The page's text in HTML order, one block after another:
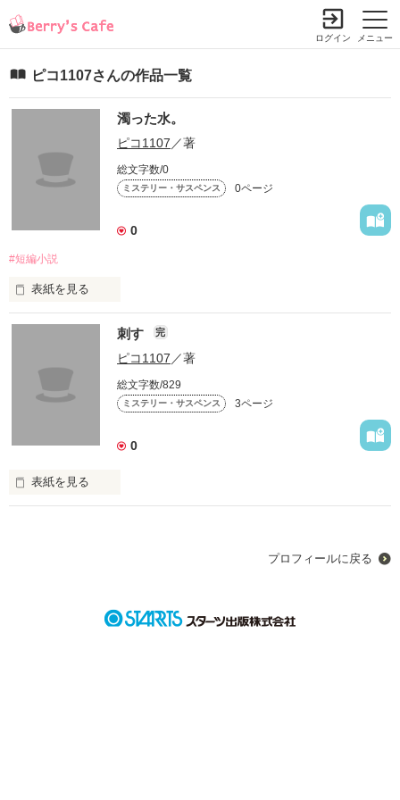
メニュー
ログイン
ピコ1107さんの作品一覧
濁った水。
ピコ1107 ／著
総文字数/0
ミステリー・サスペンス 0ページ
0
#短編小説
表紙を見る
極短い小説
作品を読む
刺す 完
ピコ1107 ／著
総文字数/829
ミステリー・サスペンス 3ページ
0
表紙を見る
プロフィールに戻る